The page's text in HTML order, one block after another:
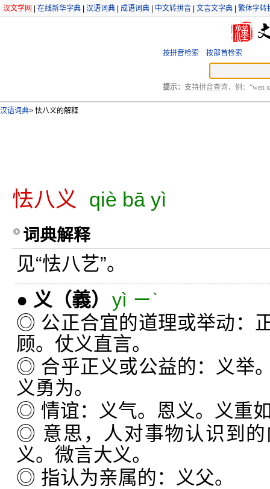
汉文学网 在线新华字典 汉语词典 成语词典 中文转拼音 文言文字典 繁体字转
按拼音检索 按部首检索
提示： 支持拼音查询，例：“wen
汉语词典> 怯八义的解释
怯八义 qiè bā yì
词典解释
见“怯八艺”。
● 义 （義） yì ㄧˋ
◎ 公正合宜的道理或举动：
顾。仗义直言。
◎ 合乎正义或公益的：义举
义勇为。
◎ 情谊：义气。恩义。义重
◎ 意思，人对事物认识到
义。微言大义。
◎ 指认为亲属的：义父。